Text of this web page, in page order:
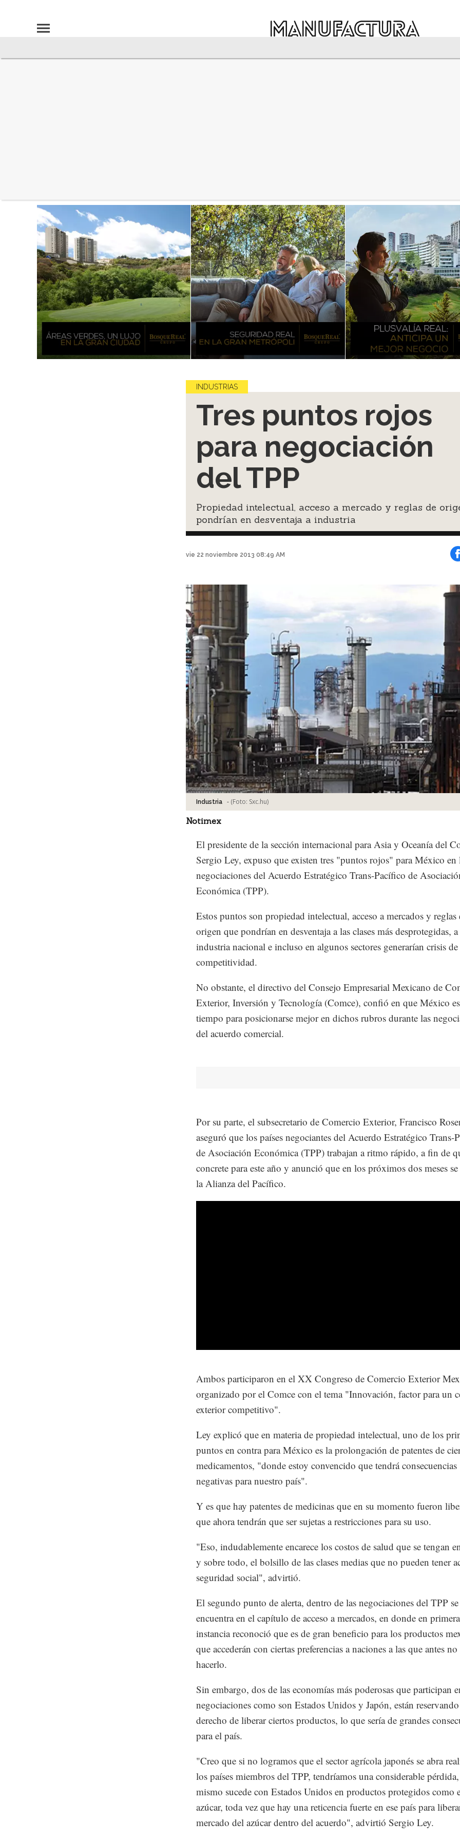
INDUSTRIAS
Tres puntos rojos
para negociación
del TPP
Propiedad intelectual, acceso a mercado y reglas de
pondrían en desventaja a industria
vie 22 noviembre 2013 08:49 AM
Industria - (Foto: Sxc.hu)
Notimex
El presidente de la sección internacional para Asia y Oceanía del
Sergio Ley, expuso que existen tres "puntos rojos" para México en
negociaciones del Acuerdo Estratégico Trans-Pacífico de
Económica (TPP).
Estos puntos son propiedad intelectual, acceso a mercados y reglas
origen que pondrían en desventaja a las clases más desprotegidas,
industria nacional e incluso en algunos sectores generarían crisis de
competitividad.
No obstante, el directivo del Consejo Empresarial Mexicano de
Exterior, Inversión y Tecnología (Comce), confió en que México
tiempo para posicionarse mejor en dichos rubros durante las
del acuerdo comercial.
Por su parte, el subsecretario de Comercio Exterior, Francisco
aseguró que los países negociantes del Acuerdo Estratégico Trans-
de Asociación Económica (TPP) trabajan a ritmo rápido, a fin de
concrete para este año y anunció que en los próximos dos meses
la Alianza del Pacífico.
Ambos participaron en el XX Congreso de Comercio Exterior
organizado por el Comce con el tema "Innovación, factor para un
exterior competitivo".
Ley explicó que en materia de propiedad intelectual, uno de los
puntos en contra para México es la prolongación de patentes de
medicamentos, "donde estoy convencido que tendrá consecuencias
negativas para nuestro país".
Y es que hay patentes de medicinas que en su momento fueron
que ahora tendrán que ser sujetas a restricciones para su uso.
"Eso, indudablemente encarece los costos de salud que se tengan
y sobre todo, el bolsillo de las clases medias que no pueden tener
seguridad social", advirtió.
El segundo punto de alerta, dentro de las negociaciones del TPP se
encuentra en el capítulo de acceso a mercados, en donde en primera
instancia reconoció que es de gran beneficio para los productos
que accederán con ciertas preferencias a naciones a las que antes
hacerlo.
Sin embargo, dos de las economías más poderosas que participan
negociaciones como son Estados Unidos y Japón, están
derecho de liberar ciertos productos, lo que sería de grandes
para el país.
"Creo que si no logramos que el sector agrícola japonés se abra
los países miembros del TPP, tendríamos una considerable
mismo sucede con Estados Unidos en productos protegidos como
azúcar, toda vez que hay una reticencia fuerte en ese país para
mercado del azúcar dentro del acuerdo", advirtió Sergio Ley.